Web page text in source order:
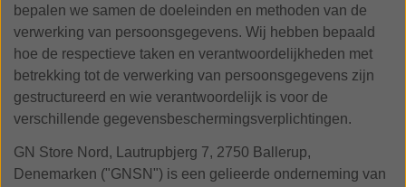
bepalen we samen de doeleinden en methoden van de
verwerking van persoonsgegevens. Wij hebben bepaald
hoe de respectieve taken en verantwoordelijkheden met
betrekking tot de verwerking van persoonsgegevens zijn
gestructureerd en wie verantwoordelijk is voor de
verschillende gegevensbeschermingsverplichtingen.
GN Store Nord, Lautrupbjerg 7, 2750 Ballerup,
Denemarken ("GNSN") is een gelieerde onderneming van